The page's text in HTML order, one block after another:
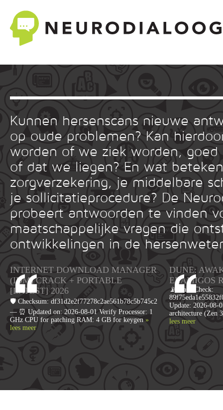
Kunnen hersenscans nieuwe
op oude problemen? Kan
worden of we ziek worden, goed
of dat we liegen? En wat
zorgverzekering, je middelbare
je sollicitatieprocedure? De
probeert antwoorden te vinden
maatschappelijke vragen die
ontwikkelingen in de
INTERNET DOWNLOAD MANAGER
(IDM) CRACK + PORTABLE
[LATEST] 2026
🛡️ Checksum: df31d2e2f77278c2ae561b78c5b745c2
— ⏰ Updated on: 2026-08-01 Verify Processor: 1
GHz CPU for patching RAM: 4 GB for keygen »
lees meer
DUNE:
ELAMIGOS
📡 Hash Check:
Update: 2026-08-
architecture (Zen
lees meer